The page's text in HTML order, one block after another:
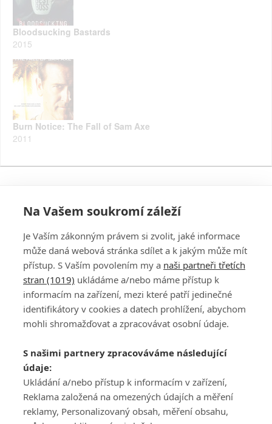
Bloodsucking Bastards
2015
Burn Notice: The Fall of Sam Axe
2011
PŘIHLÁSIT
REGISTROVAT
DISKUZE
Šéfredaktorkou webu jePetr Slavík, e-mailserialy@fandimefilmu.cz
Máte-li zájem o inzerci na našem webu napište nám na e-mail
studio@koncal.com
Ochrana osobních údajů|Zásady používání cookies |Pravidla webu
Upravit nastavení soukromí
Na Vašem soukromí záleží
Je Vaším zákonným právem si zvolit, jaké informace
může daná webová stránka sdílet a k jakým může mít
přístup. S Vaším povolením my a naši partneři třetích
stran (1019) ukládáme a/nebo máme přístup k
informacím na zařízení, mezi které patří jedinečné
identifikátory v cookies a datech prohlížení, abychom
mohli shromažďovat a zpracovávat osobní údaje.
S našimi partnery zpracováváme následující
údaje:
Ukládání a/nebo přístup k informacím v zařízení,
Reklama založená na omezených údajích a měření
reklamy, Personalizovaný obsah, měření obsahu,